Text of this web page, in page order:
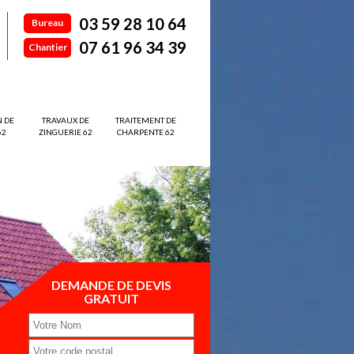
Bureau 03 59 28 10 64
Chantier 07 61 96 34 39
DE
TRAVAUX DE
ZINGUERIE 62
TRAITEMENT DE
CHARPENTE 62
DEMANDE DE DEVIS
GRATUIT